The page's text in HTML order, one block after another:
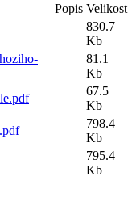
Popis Velikost
830.7
Kb
81.1
Kb
67.5
Kb
798.4
Kb
795.4
Kb